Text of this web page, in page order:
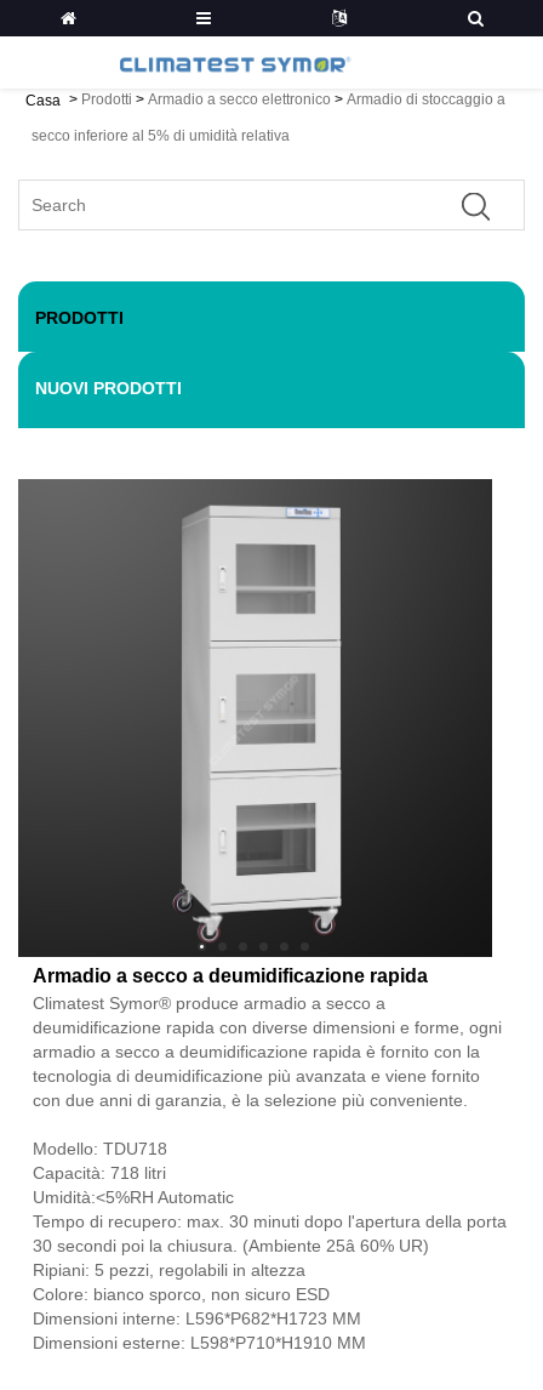
Casa > Prodotti > Armadio a secco elettronico > Armadio di stoccaggio a
secco inferiore al 5% di umidità relativa
PRODOTTI
NUOVI PRODOTTI
Armadio a secco a deumidificazione rapida
Climatest Symor® produce armadio a secco a
deumidificazione rapida con diverse dimensioni e forme, ogni
armadio a secco a deumidificazione rapida è fornito con la
tecnologia di deumidificazione più avanzata e viene fornito
con due anni di garanzia, è la selezione più conveniente.
Modello: TDU718
Capacità: 718 litri
Umidità:<5%RH Automatic
Tempo di recupero: max. 30 minuti dopo l'apertura della porta
30 secondi poi la chiusura. (Ambiente 25â 60% UR)
Ripiani: 5 pezzi, regolabili in altezza
Colore: bianco sporco, non sicuro ESD
Dimensioni interne: L596*P682*H1723 MM
Dimensioni esterne: L598*P710*H1910 MM